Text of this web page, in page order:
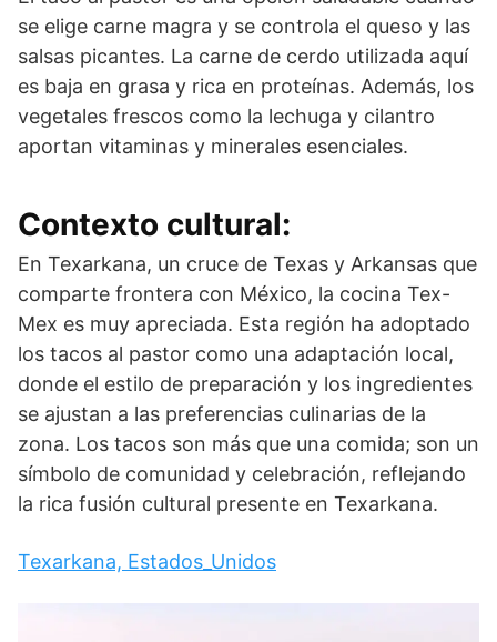
se elige carne magra y se controla el queso y las
salsas picantes. La carne de cerdo utilizada aquí
es baja en grasa y rica en proteínas. Además, los
vegetales frescos como la lechuga y cilantro
aportan vitaminas y minerales esenciales.
Contexto cultural:
En Texarkana, un cruce de Texas y Arkansas que
comparte frontera con México, la cocina Tex-
Mex es muy apreciada. Esta región ha adoptado
los tacos al pastor como una adaptación local,
donde el estilo de preparación y los ingredientes
se ajustan a las preferencias culinarias de la
zona. Los tacos son más que una comida; son un
símbolo de comunidad y celebración, reflejando
la rica fusión cultural presente en Texarkana.
Texarkana, Estados_Unidos